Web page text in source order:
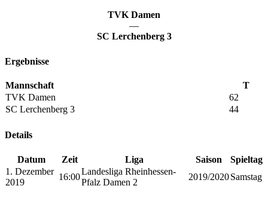
TVK Damen
—
SC Lerchenberg 3
Ergebnisse
Mannschaft
T
TVK Damen
62
SC Lerchenberg 3
44
Details
Datum Zeit Liga Saison
Spieltag
1. Dezember
2019
16:00
Landesliga Rheinhessen-
Pfalz Damen 2
2019/2020Samstag